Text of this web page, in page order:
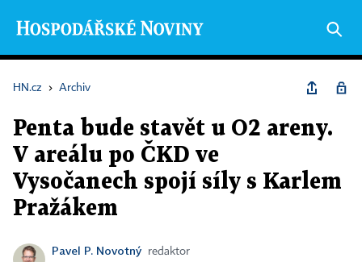
HN.cz › Archiv
Penta bude stavět u O2 areny.
V areálu po ČKD ve
Vysočanech spojí síly s Karlem
Pražákem
Pavel P. Novotný
redaktor